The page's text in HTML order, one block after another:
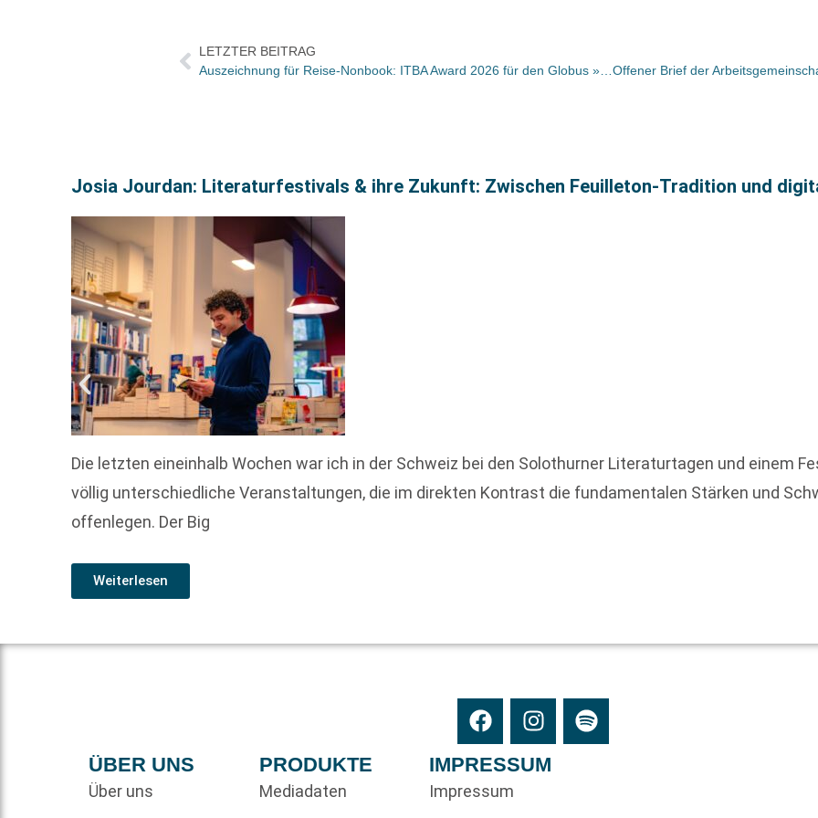
LETZTER BEITRAG
Auszeichnung für Reise-Nonbook: ITBA Award 2026 für den Globus »Juri City Light Flex« von TROIKA
Josia Jourdan: Literaturfestivals & ihre Zukunft: Zwischen Feuilleton-Tradition und
Die letzten eineinhalb Wochen war ich in der Schweiz bei den Solothurner Literaturtagen und einem
völlig unterschiedliche Veranstaltungen, die im direkten Kontrast die fundamentalen Stärken und
offenlegen. Der Big
Weiterlesen
ÜBER UNS
Über uns
PRODUKTE
Mediadaten
IMPRESSUM
Impressum